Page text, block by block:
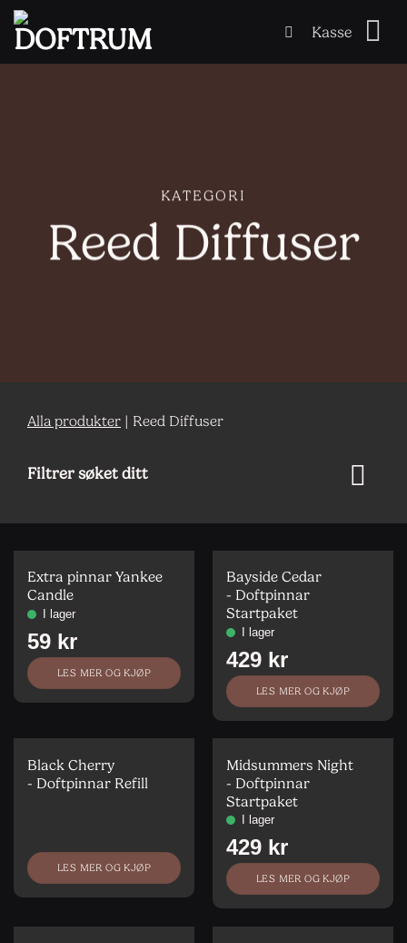
Skip
content
Kasse
KATEGORI
Reed Diffuser
Alla produkter | Reed Diffuser
Filtrer søket ditt
Extra pinnar Yankee
Candle
LES MER OG KJØP
Bayside Cedar
- Doftpinnar
Startpaket
LES MER OG KJØP
Black Cherry
- Doftpinnar Refill
LES MER OG KJØP
Midsummers Night
- Doftpinnar
Startpaket
LES MER OG KJØP